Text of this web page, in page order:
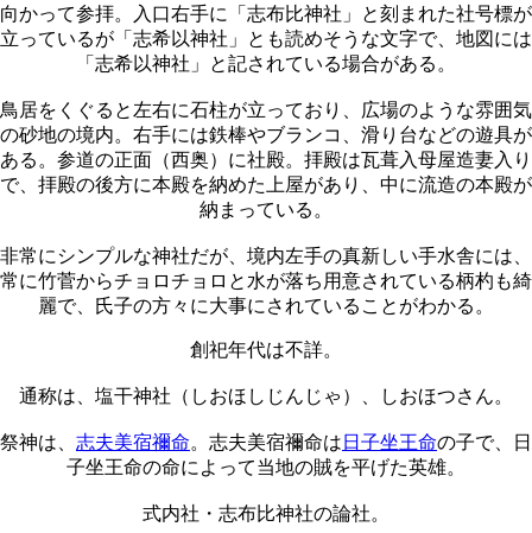
向かって参拝。入口右手に「志布比神社」と刻まれた社号標が
立っているが「志希以神社」とも読めそうな文字で、地図には
「志希以神社」と記されている場合がある。
鳥居をくぐると左右に石柱が立っており、広場のような雰囲気
の砂地の境内。右手には鉄棒やブランコ、滑り台などの遊具が
ある。参道の正面（西奥）に社殿。拝殿は瓦葺入母屋造妻入り
で、拝殿の後方に本殿を納めた上屋があり、中に流造の本殿が
納まっている。
非常にシンプルな神社だが、境内左手の真新しい手水舎には、
常に竹菅からチョロチョロと水が落ち用意されている柄杓も綺
麗で、氏子の方々に大事にされていることがわかる。
創祀年代は不詳。
通称は、塩干神社（しおほしじんじゃ）、しおほつさん。
祭神は、 志夫美宿禰命。志夫美宿禰命は 日子坐王命の子で、日
子坐王命の命によって当地の賊を平げた英雄。
式内社・志布比神社の論社。